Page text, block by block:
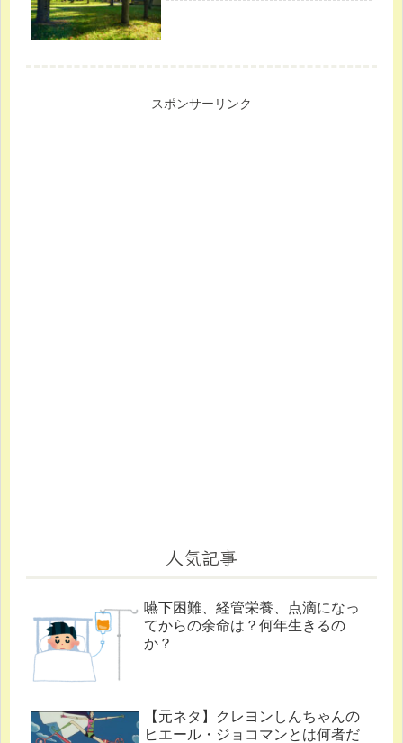
スポンサーリンク
人気記事
嚥下困難、経管栄養、点滴になっ
てからの余命は？何年生きるの
か？
【元ネタ】クレヨンしんちゃんの
ヒエール・ジョコマンとは何者だ